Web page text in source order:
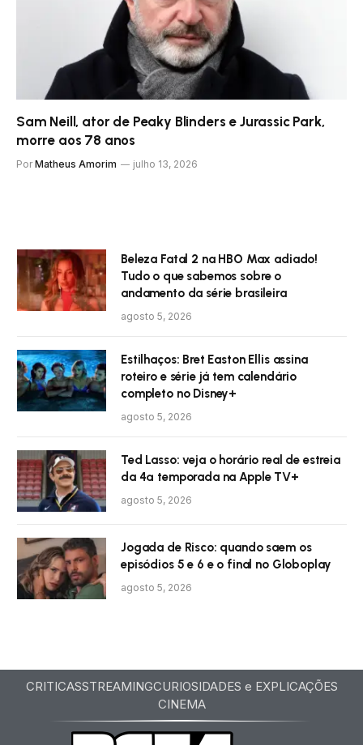
Sam Neill, ator de Peaky Blinders e Jurassic Park,
morre aos 78 anos
Por Matheus Amorim julho 13, 2026
Beleza Fatal 2 na HBO Max adiado!
Tudo o que sabemos sobre o
andamento da série brasileira
agosto 5, 2026
Estilhaços: Bret Easton Ellis assina
roteiro e série já tem calendário
completo no Disney+
agosto 5, 2026
Ted Lasso: veja o horário real de estreia
da 4ª temporada na Apple TV+
agosto 5, 2026
Jogada de Risco: quando saem os
episódios 5 e 6 e o final no Globoplay
agosto 5, 2026
CRITICASSTREAMINGCURIOSIDADES e EXPLICAÇÕES
CINEMA